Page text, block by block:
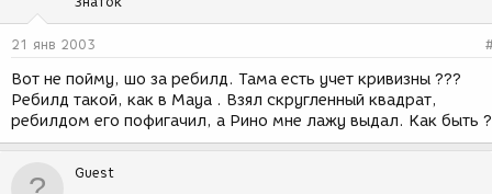
м
ы
д
и
я
21 янв 2003
Вот не пойму, шо за ребилд. Тама есть учет кривизны ???
Ребилд такой, как в Maya . Взял скругленный квадрат,
ребилдом его пофигачил, а Рино мне лажу выдал. Как быть
Guest